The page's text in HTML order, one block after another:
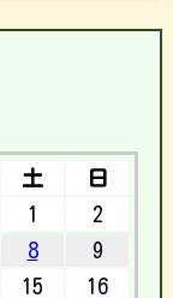
土
日
1
2
8
9
15
16